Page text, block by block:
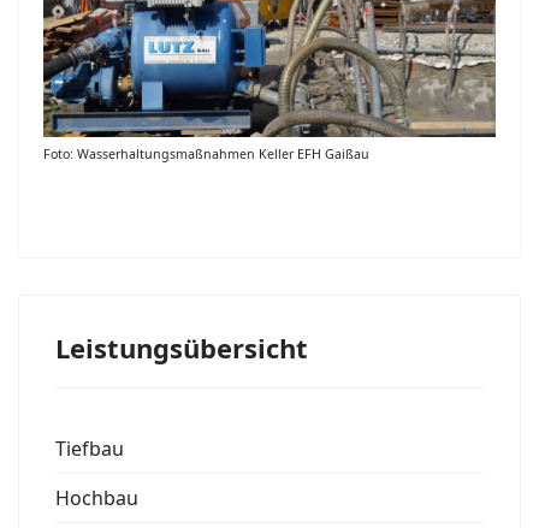
Foto: Wasserhaltungsmaßnahmen Keller EFH Gaißau
Leistungsübersicht
Tiefbau
Hochbau